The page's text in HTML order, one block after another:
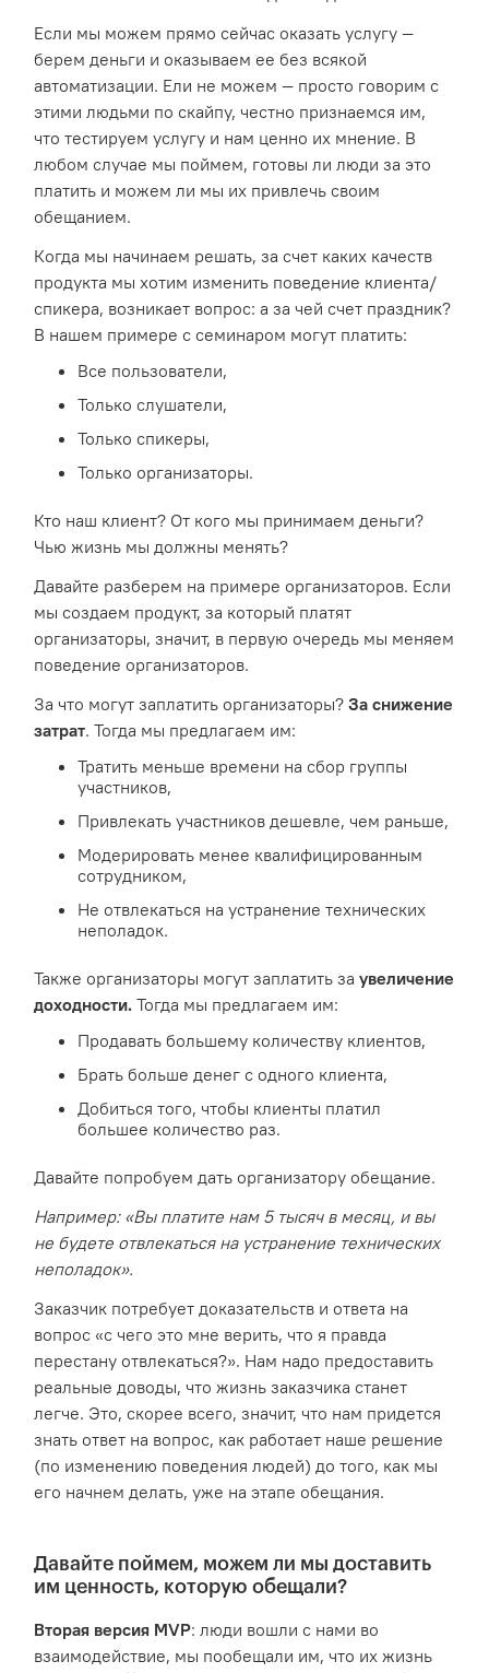
Если мы можем прямо сейчас оказать услугу —
берем деньги и оказываем ее без всякой
автоматизации. Ели не можем — просто говорим с
этими людьми по скайпу, честно признаемся им,
что тестируем услугу и нам ценно их мнение. В
любом случае мы поймем, готовы ли люди за это
платить и можем ли мы их привлечь своим
обещанием.
Когда мы начинаем решать, за счет каких качеств
продукта мы хотим изменить поведение клиента/
спикера, возникает вопрос: а за чей счет праздник?
В нашем примере с семинаром могут платить:
Все пользователи,
Только слушатели,
Только спикеры,
Только организаторы.
Кто наш клиент? От кого мы принимаем деньги?
Чью жизнь мы должны менять?
Давайте разберем на примере организаторов. Если
мы создаем продукт, за который платят
организаторы, значит, в первую очередь мы меняем
поведение организаторов.
За что могут заплатить организаторы?За снижение
затрат. Тогда мы предлагаем им:
Тратить меньше времени на сбор группы
участников,
Привлекать участников дешевле, чем раньше,
Модерировать менее квалифицированным
сотрудником,
Не отвлекаться на устранение технических
неполадок.
Также организаторы могут заплатить заувеличение
доходности. Тогда мы предлагаем им:
Продавать большему количеству клиентов,
Брать больше денег с одного клиента,
Добиться того, чтобы клиенты платил
большее количество раз.
Давайте попробуем дать организатору обещание.
Например: «Вы платите нам 5 тысяч в месяц, и вы
не будете отвлекаться на устранение технических
неполадок».
Заказчик потребует доказательств и ответа на
вопрос «с чего это мне верить, что я правда
перестану отвлекаться?». Нам надо предоставить
реальные доводы, что жизнь заказчика станет
легче. Это, скорее всего, значит, что нам придется
знать ответ на вопрос, как работает наше решение
(по изменению поведения людей) до того, как мы
его начнем делать, уже на этапе обещания.
Давайте поймем, можем ли мы доставить
им ценность, которую обещали?
Вторая версия MVP: люди вошли с нами во
взаимодействие, мы пообещали им, что их жизнь